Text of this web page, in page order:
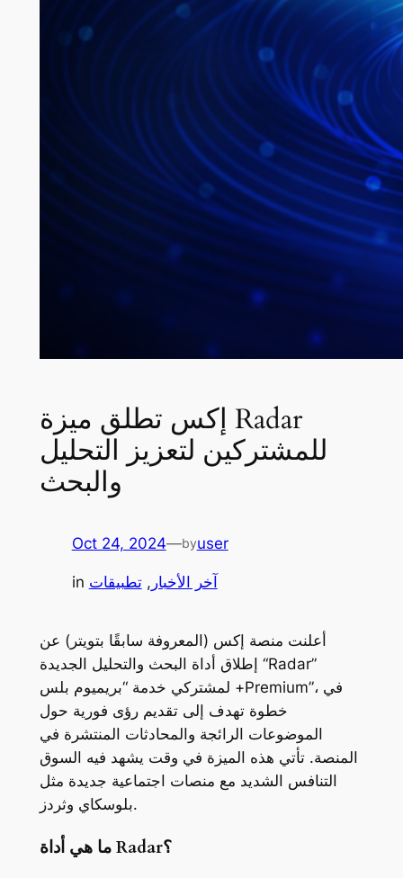
إكس تطلق ميزة Radar
للمشتركين لتعزيز التحليل
والبحث
Oct 24, 2024—byuser
in آخر الأخبار , تطبيقات
أعلنت منصة إكس (المعروفة سابقًا بتويتر) عن
إطلاق أداة البحث والتحليل الجديدة “Radar”
لمشتركي خدمة “بريميوم بلس +Premium”، في
خطوة تهدف إلى تقديم رؤى فورية حول
الموضوعات الرائجة والمحادثات المنتشرة في
المنصة. تأتي هذه الميزة في وقت يشهد فيه السوق
التنافس الشديد مع منصات اجتماعية جديدة مثل
بلوسكاي وثردز.
ما هي أداة Radar؟